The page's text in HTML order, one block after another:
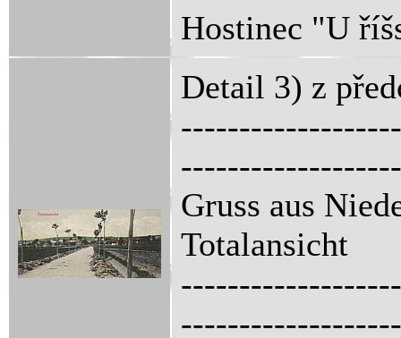
Hostinec "U
Detail 3) z
-------------------
Gruss aus
Totalansicht
-------------------